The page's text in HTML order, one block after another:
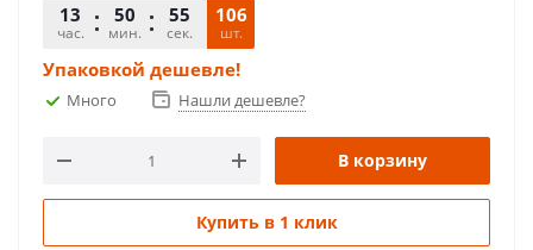
13
час.
50
мин.
54
сек.
106
шт.
Упаковкой дешевле!
Много Нашли дешевле?
В корзину
Купить в 1 клик